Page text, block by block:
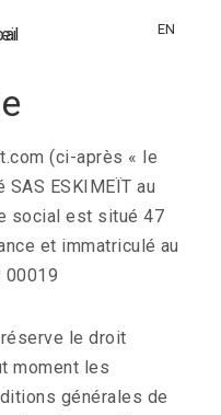
EN
de
(ci-après « le
ESKIMEÏT au
social est situé 47
et immatriculé au
00019
le droit
moment les
générales de